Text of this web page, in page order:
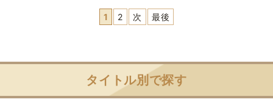
1 2 次 最後
タイトル別で探す